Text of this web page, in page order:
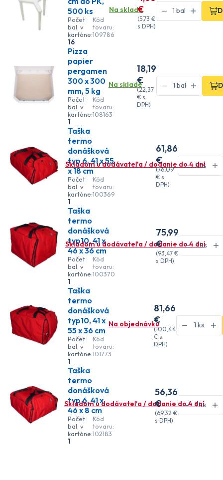
500 ks
Počet
bal. v
kartóne:
16
Kód
tovaru:
109786
Na sklade
€
(5,73 €
s DPH)
Pizza
papier
pergamen
300 x 300
mm, 5 kg
Počet
bal. v
kartóne:
1
Kód
tovaru:
108163
Na sklade
18,19
€
(22,37
€ s
DPH)
Taška
termo
donášková
typ 6, 41 x 55
x 18 cm
Počet
bal. v
kartóne:
1
Kód
tovaru:
100369
Skladom u dodávateľa / dodanie do 4 dní
61,86
€
(76,09
€ s
DPH)
Taška
termo
donášková
typ10, 41 x
46 x 36 cm
Počet
bal. v
kartóne:
1
Kód
tovaru:
100370
Skladom u dodávateľa / dodanie do 4 dní
75,99
€
(93 ,47 €
s DPH)
Taška
termo
donášková
typ10, 41 x
55 x 36 cm
Počet
bal. v
kartóne:
1
Kód
tovaru:
101773
Na objednávku
81,66
€
(100,44
€ s
DPH)
Taška
termo
donášková
typ 6, 41 x
46 x 8 cm
Počet
bal. v
kartóne:
1
Kód
tovaru:
102183
Skladom u dodávateľa / dodanie do 4 dní
56,36
€
(69,32 €
s DPH)